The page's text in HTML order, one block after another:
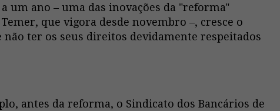
um ano – uma das inovações da "reforma"
que vigora desde novembro –, cresce o
ter os seus direitos devidamente respeitados
antes da reforma, o Sindicato dos Bancários de